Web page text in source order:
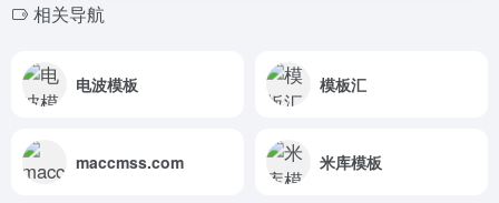
相关导航
电波模板 模板汇
maccmss.com 米库模板